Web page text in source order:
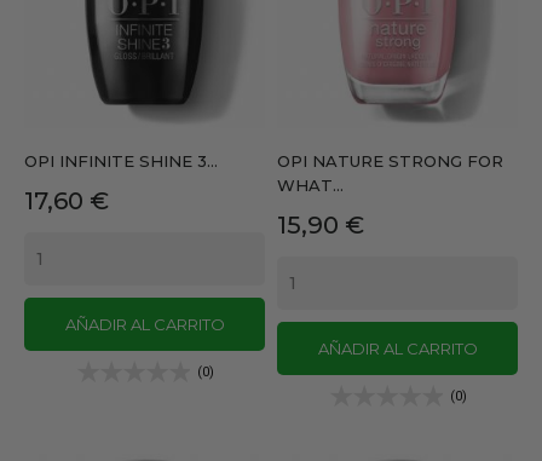
OPI INFINITE SHINE 3...
Precio
17,60 €
AÑADIR AL CARRITO
(0)
OPI NATURE STRONG FOR
WHAT...
Precio
15,90 €
AÑADIR AL CARRITO
(0)